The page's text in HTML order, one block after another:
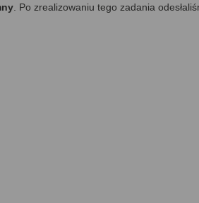
. Po zrealizowaniu tego zadania